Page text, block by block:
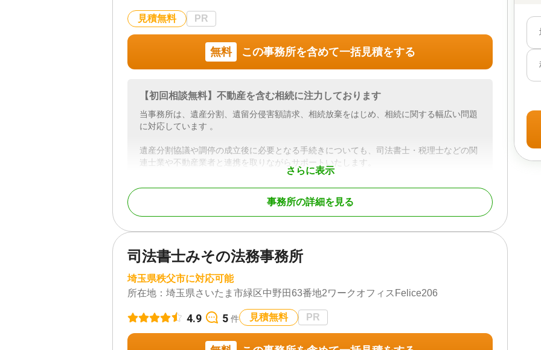
見積無料 PR
無料 この事務所を含めて一括見積をする
さらに表示
【初回相談無料】不動産を含む相続に注力しております
当事務所は、遺産分割、遺留分侵害額請求、相続放棄をはじめ、相続に関する幅広い問題
に対応しています 。
遺産分割協議や調停の成立後に必要となる手続きについても、司法書士・税理士などの関
連士業や不動産業者と連携を取りながらサポートいたします。
相続にまつわる問題の最終的な解決に向けて、一貫してお手伝いさせていただきますの
対応地域
埼玉県、東京都、神奈川県、千葉県、茨城県、群馬県、栃木県 その他の都道府
対応業務
遺言書 / 遺産分割 / 相続財産調査 / 相続放棄 / 成年後見 / 相続手続き / 銀行手続
き / 戸籍収集 / 相続人調査 / 相続トラブル（弁護士相談）
対応体制
訪問可 / 女性スタッフ対応可 / 土日相談可 / 初回相談無料 / 18時以降相談可 / 事
務所面談可
事務所の詳細を見る
司法書士みその法務事務所
埼玉県秩父市に対応可能
所在地： 埼玉県さいたま市緑区中野田63番地2ワークオフィスFelice206
4.9 5 件 見積無料 PR